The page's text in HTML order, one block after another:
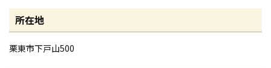
所在地
栗東市下戸山500